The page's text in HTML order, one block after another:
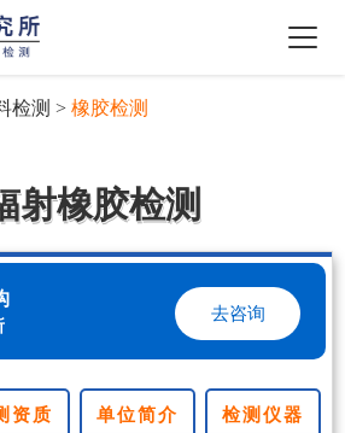
检测 > 橡胶检测
射橡胶检测
去咨询
资质 单位简介 检测仪器